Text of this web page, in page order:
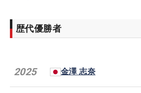
歴代優勝者
2025 金澤 志奈